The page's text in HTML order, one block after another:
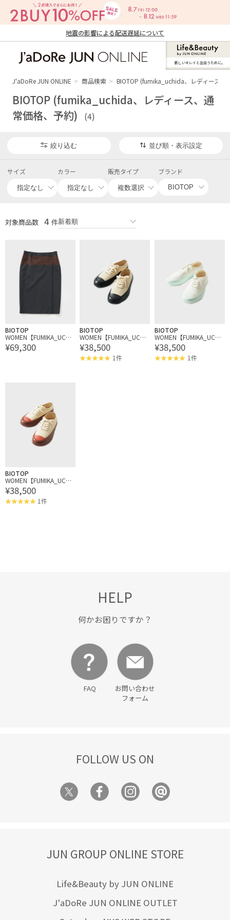
地震の影響による配送遅延について
ン オンライン）
新しいキレイと出合うために。
J'aDoRe JUN ONLINE 商品検索 BIOTOP (fumika_uchida、レディース、
BIOTOP (fumika_uchida、レディース、通
常価格、予約)
(4)
絞り込む 並び順・表示設定
サイズ カラー 販売タイプ ブランド
対象商品数 4 件
BIOTOP
WOMEN【FUMIKA_UCHI
DA】SUITING LACE WAIS
T MIDI SKIRT
¥69,300
BIOTOP
WOMEN【FUMIKA_UCHI
DA】CANVAS SNEAKERS
¥38,500
1件
BIOTOP
WOMEN【FUMIKA_UCHI
DA】CANVAS SNEAKERS
¥38,500
1件
BIOTOP
WOMEN【FUMIKA_UCHI
DA】CANVAS SNEAKERS
¥38,500
1件
HELP
何かお困りですか？
FAQ
お問い合わせ
フォーム
FOLLOW US ON
JUN GROUP ONLINE STORE
Life&Beauty by JUN ONLINE
J'aDoRe JUN ONLINE OUTLET